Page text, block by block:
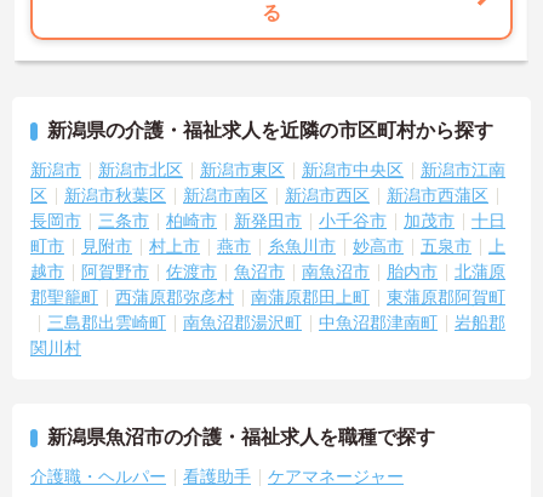
る
新潟県の介護・福祉求人を近隣の市区町村から探す
新潟市 新潟市北区 新潟市東区 新潟市中央区
新潟市江南
区
新潟市秋葉区 新潟市南区 新潟市西区
新潟市西蒲区
長岡市
三条市 柏崎市 新発田市 小千谷市 加茂市
十日
町市
見附市 村上市 燕市 糸魚川市 妙高市 五泉市
上
越市
阿賀野市 佐渡市 魚沼市 南魚沼市 胎内市
北蒲原
郡聖籠町
西蒲原郡弥彦村 南蒲原郡田上町
東蒲原郡阿賀町
三島郡出雲崎町
南魚沼郡湯沢町 中魚沼郡津南町
岩船郡
関川村
新潟県魚沼市の介護・福祉求人を職種で探す
介護職・ヘルパー 看護助手 ケアマネージャー